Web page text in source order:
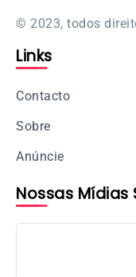
© 2023, todos
Links
Contacto
Sobre
Anúncie
Nossas Mídias